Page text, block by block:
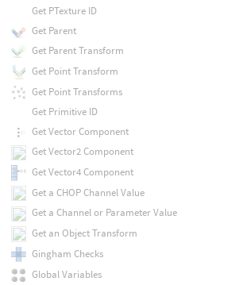
Get PTexture ID
Get Parent
Get Parent Transform
Get Point Transform
Get Point Transforms
Get Primitive ID
Get Vector Component
Get Vector2 Component
Get Vector4 Component
Get a CHOP Channel Value
Get a Channel or Parameter Value
Get an Object Transform
Gingham Checks
Global Variables